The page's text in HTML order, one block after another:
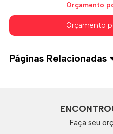
Orçamento
Orçamento
Páginas Relacionadas
Faça seu